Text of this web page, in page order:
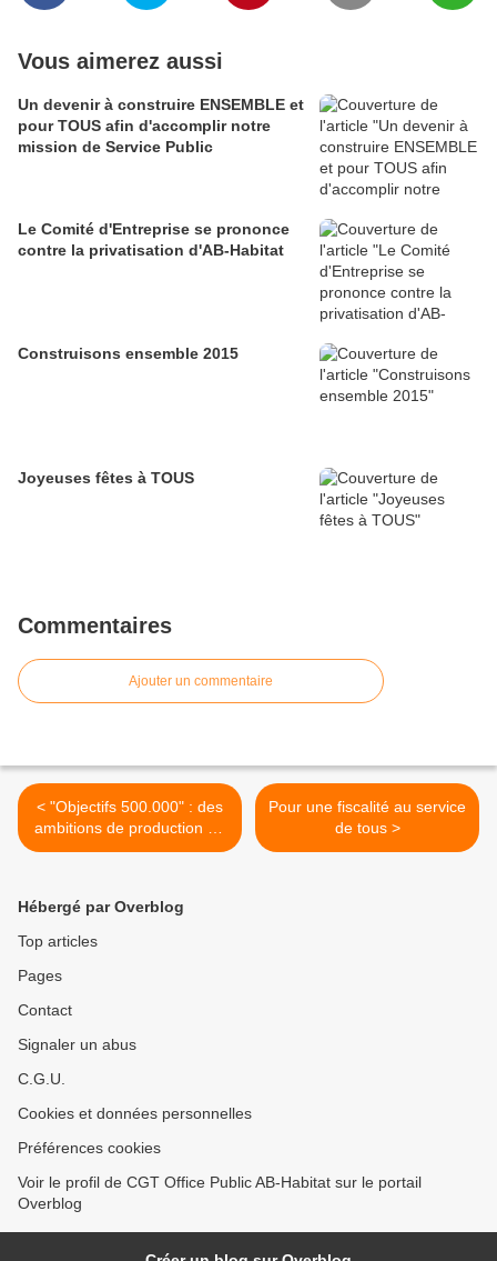
Vous aimerez aussi
Un devenir à construire ENSEMBLE et
pour TOUS afin d'accomplir notre
mission de Service Public
Le Comité d'Entreprise se prononce
contre la privatisation d'AB-Habitat
Construisons ensemble 2015
Joyeuses fêtes à TOUS
Commentaires
Ajouter un commentaire
< "Objectifs 500.000" : des
ambitions de production de
logement revues à la baisse
Pour une fiscalité au service
de tous >
Hébergé par Overblog
Top articles
Pages
Contact
Signaler un abus
C.G.U.
Cookies et données personnelles
Préférences cookies
Voir le profil de CGT Office Public AB-Habitat sur le portail
Overblog